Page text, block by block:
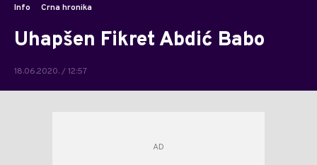
Info Crna hronika
Uhapšen Fikret Abdić Babo
18.06.2020. / 12:57